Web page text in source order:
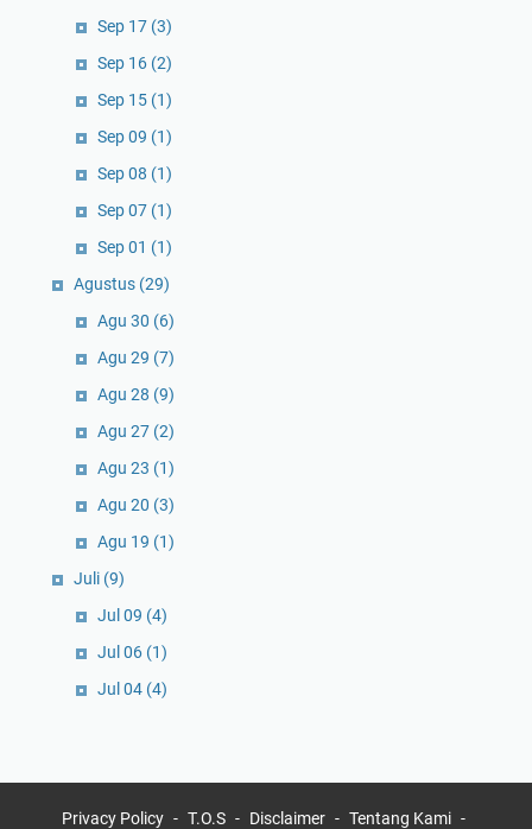
Sep 17 (3)
Sep 16 (2)
Sep 15 (1)
Sep 09 (1)
Sep 08 (1)
Sep 07 (1)
Sep 01 (1)
Agustus (29)
Agu 30 (6)
Agu 29 (7)
Agu 28 (9)
Agu 27 (2)
Agu 23 (1)
Agu 20 (3)
Agu 19 (1)
Juli (9)
Jul 09 (4)
Jul 06 (1)
Jul 04 (4)
Privacy Policy T.O.S Disclaimer Tentang Kami